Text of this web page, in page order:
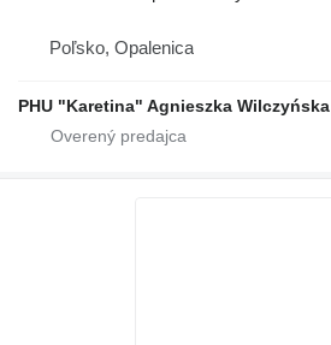
Poľsko, Opalenica
PHU "Karetina" Agnieszka Wilczyńska